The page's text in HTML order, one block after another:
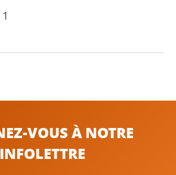
VOUS À NOTRE
INFOLETTRE